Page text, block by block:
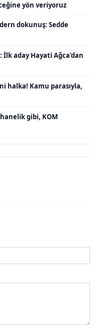
yön veriyoruz
dokunuş: Sedde
İlk aday Hayati Ağca'dan
halka! Kamu parasıyla,
gibi, KOM